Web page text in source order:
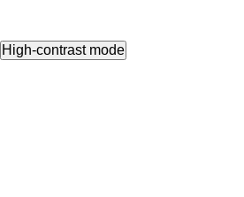
High-contrast mode